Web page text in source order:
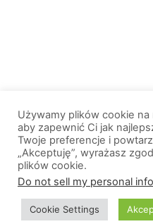
© 2013-2026, All Rights
O nas
Logo portalu
Używamy plików cookie
aby zapewnić Ci jak
Twoje preferencje i
„Akceptuję”, wyrażasz
plików cookie.
Do not sell my personal
Cookie Settings